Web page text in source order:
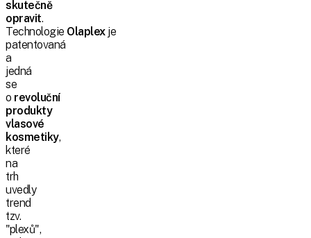
skutečně
opravit.
Technologie Olaplexje
patentovaná
a
jedná
se
o revoluční
produkty
vlasové
kosmetiky,
které
na
trh
uvedly
trend
tzv.
"plexů",